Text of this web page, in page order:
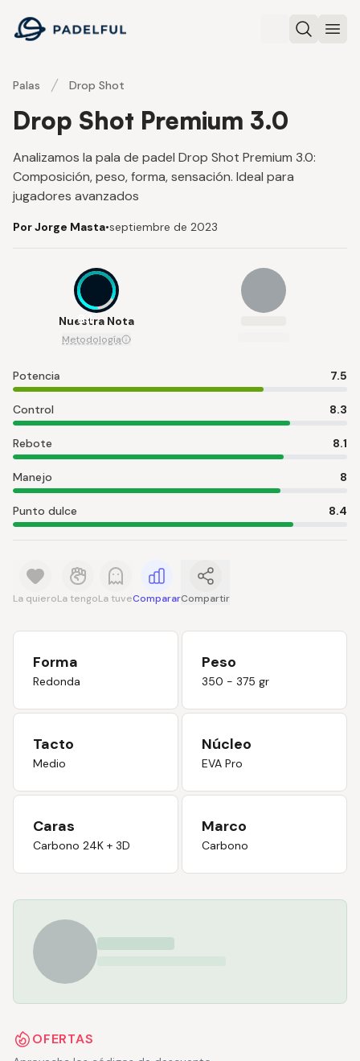
Padelful
Buscar
Palas Drop Shot
Drop Shot Premium 3.0
Analizamos la pala de padel Drop Shot Premium 3.0:
Composición, peso, forma, sensación. Ideal para
jugadores avanzados
Por Jorge Masta•septiembre de 2023
8.1
Nuestra Nota
Metodología
Potencia 7.5
Control 8.3
Rebote 8.1
Manejo 8
Punto dulce 8.4
La quieroLa tengoLa tuveCompararCompartir
Forma
Redonda
Peso
350 - 375 gr
Tacto
Medio
Núcleo
EVA Pro
Caras
Carbono 24K + 3D
Marco
Carbono
OFERTAS